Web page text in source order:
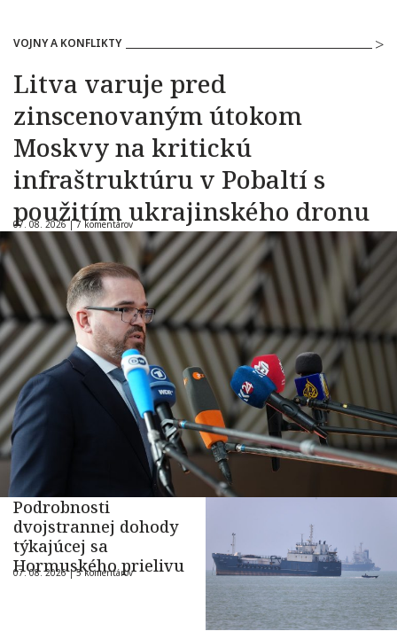
VOJNY A KONFLIKTY
Litva varuje pred
zinscenovaným útokom
Moskvy na kritickú
infraštruktúru v Pobaltí s
použitím ukrajinského dronu
07. 08. 2026 |7 komentárov
Podrobnosti
dvojstrannej dohody
týkajúcej sa
Hormuského prielivu
07. 08. 2026 |5 komentárov